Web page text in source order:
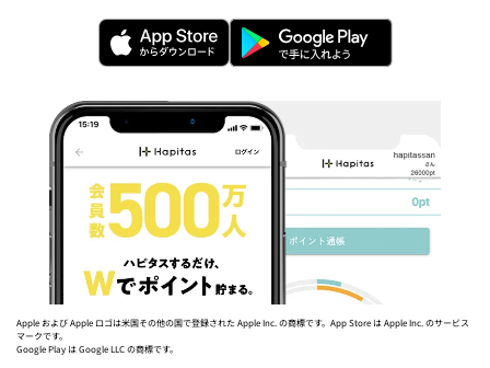
Apple および Apple ロゴは米国その他の国で登録された Apple Inc. の商標です。App Store は Apple Inc. のサービス
マークです。
Google Play は Google LLC の商標です。